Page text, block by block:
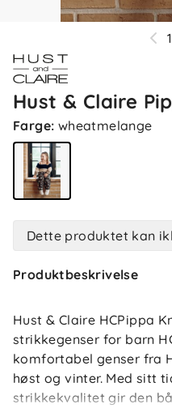
1
Hust & Claire
Farge: wheatmelange
Dette produktet kan
Produktbeskrivelse
Hust & Claire HCPippa
strikkegenser for barn
komfortabel genser fra
høst og vinter. Med sitt
strikkekvalitet gir den